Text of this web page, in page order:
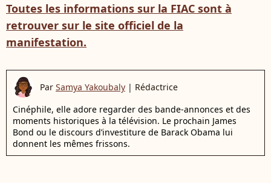
Toutes les informations sur la FIAC sont à
retrouver sur le site officiel de la
manifestation.
Par Samya Yakoubaly | Rédactrice
Cinéphile, elle adore regarder des bande-annonces et des
moments historiques à la télévision. Le prochain James
Bond ou le discours d’investiture de Barack Obama lui
donnent les mêmes frissons.